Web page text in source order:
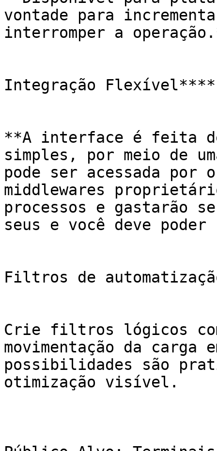
vontade para
interromper a
Integração Flexível****
**A interface é feita
simples, por meio de
pode ser acessada por
middlewares
processos e gastarão
seus e você deve
Filtros de
Crie filtros lógicos
movimentação da carga
possibilidades são
otimização visível.